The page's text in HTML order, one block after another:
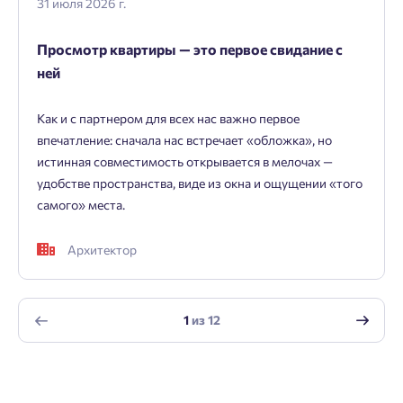
Заявка на ипотеку
Пожалуйста, оставьте ваши контакты и мы вам
Проект
Имя
31 июля 2026 г.
Просмотр квартиры — это первое свидание с
ней
Как и с партнером для всех нас важно первое
впечатление: сначала нас встречает «обложка», но
истинная совместимость открывается в мелочах —
удобстве пространства, виде из окна и ощущении «того
самого» места.
Архитектор
1из12
Пожалуйста, оставьте ваши контакты и мы вам
Добро пожаловать в личный
кабинет
Делитесь подборками
Нет времени выбирать?